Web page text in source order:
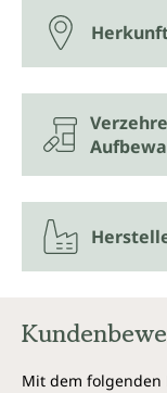
Mit dem folgenden